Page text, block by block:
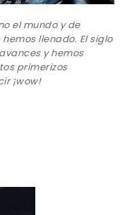
el mundo y de
llenado. El siglo
y hemos
primerizos
̈¡wow!